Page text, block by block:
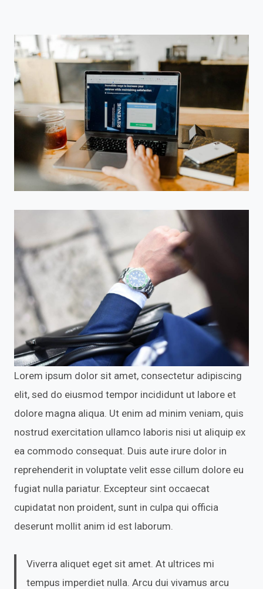
Lorem ipsum dolor sit amet, consectetur adipiscing
elit, sed do eiusmod tempor incididunt ut labore et
dolore magna aliqua. Ut enim ad minim veniam, quis
nostrud exercitation ullamco laboris nisi ut aliquip ex
ea commodo consequat. Duis aute irure dolor in
reprehenderit in voluptate velit esse cillum dolore eu
fugiat nulla pariatur. Excepteur sint occaecat
cupidatat non proident, sunt in culpa qui officia
deserunt mollit anim id est laborum.
Viverra aliquet eget sit amet. At ultrices mi
tempus imperdiet nulla. Arcu dui vivamus arcu